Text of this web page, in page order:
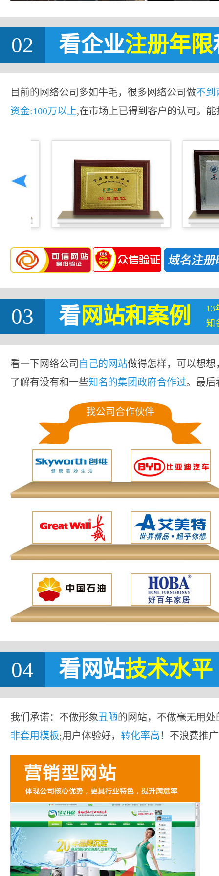
02 看企业注册年限
目前的网络公司多如牛毛，很多网络公司做不到
资金:100万以上,在市场上已得到客户的认可。
03 看网站和案例
13
知
看一下网络公司 自己的网站做得怎样，可以想
了解有没有和一些知名的集团政府合作过。最后
我公司合作伙伴
04 看网站技术水平
我们承诺：不做形象丑陋的网站，不做毫无用处
非套用模板;用户体验好， 转化率高！不浪费推